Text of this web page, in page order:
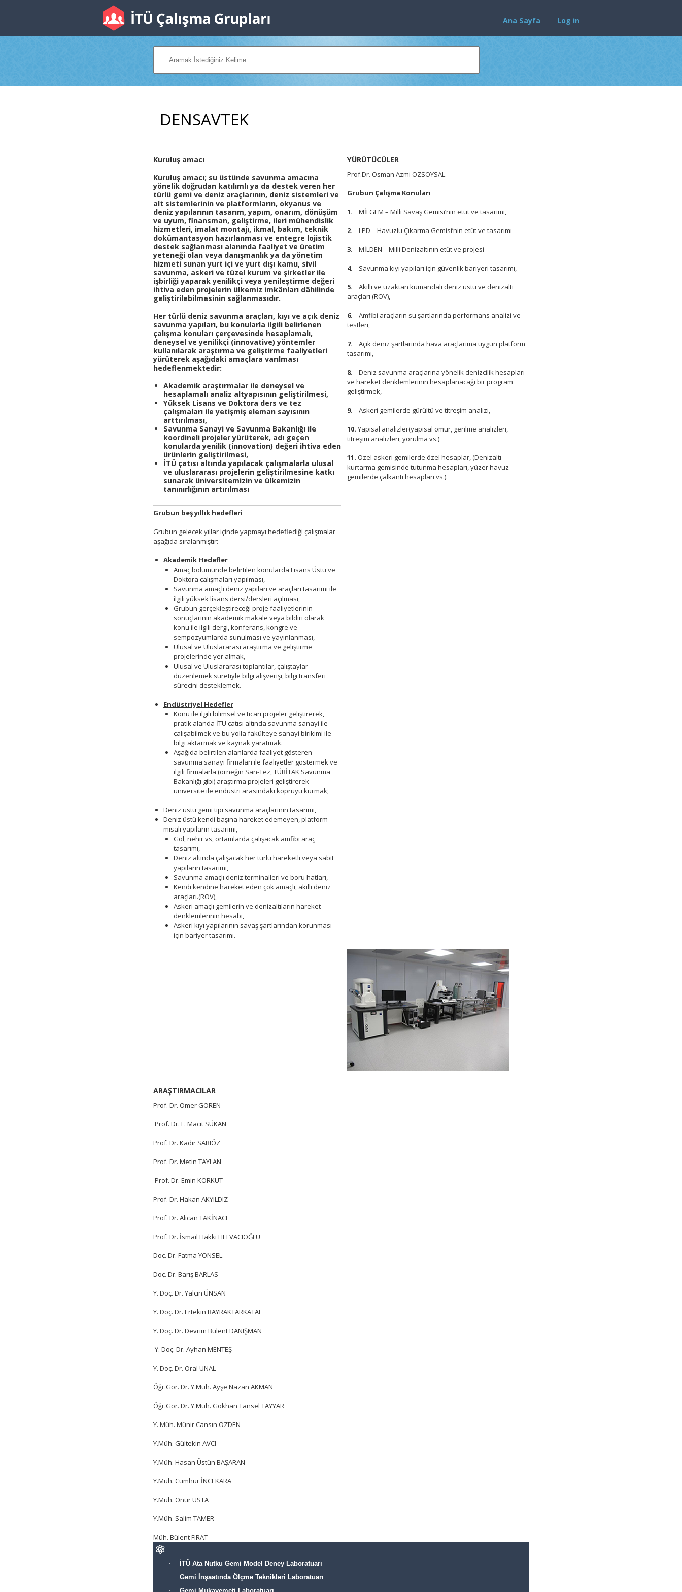
Ana Sayfa Log in
DENSAVTEK
Kuruluş amacı
Kuruluş amacı; su üstünde savunma amacına
yönelik doğrudan katılımlı ya da destek veren her
türlü gemi ve deniz araçlarının, deniz sistemleri ve
alt sistemlerinin ve platformların, okyanus ve
deniz yapılarının tasarım, yapım, onarım, dönüşüm
ve uyum, finansman, geliştirme, ileri mühendislik
hizmetleri, imalat montajı, ikmal, bakım, teknik
dokümantasyon hazırlanması ve entegre lojistik
destek sağlanması alanında faaliyet ve üretim
yeteneği olan veya danışmanlık ya da yönetim
hizmeti sunan yurt içi ve yurt dışı kamu, sivil
savunma, askeri ve tüzel kurum ve şirketler ile
işbirliği yaparak yenilikçi veya yenileştirme değeri
ihtiva eden projelerin ülkemiz imkânları dâhilinde
geliştirilebilmesinin sağlanmasıdır.
Her türlü deniz savunma araçları, kıyı ve açık deniz
savunma yapıları, bu konularla ilgili belirlenen
çalışma konuları çerçevesinde hesaplamalı,
deneysel ve yenilikçi (innovative) yöntemler
kullanılarak araştırma ve geliştirme faaliyetleri
yürüterek aşağıdaki amaçlara varılması
hedeflenmektedir:
Akademik araştırmalar ile deneysel ve
hesaplamalı analiz altyapısının geliştirilmesi,
Yüksek Lisans ve Doktora ders ve tez
çalışmaları ile yetişmiş eleman sayısının
arttırılması,
Savunma Sanayi ve Savunma Bakanlığı ile
koordineli projeler yürüterek, adı geçen
konularda yenilik (innovation) değeri ihtiva eden
ürünlerin geliştirilmesi,
İTÜ çatısı altında yapılacak çalışmalarla ulusal
ve uluslararası projelerin geliştirilmesine katkı
sunarak üniversitemizin ve ülkemizin
tanınırlığının artırılması
Grubun beş yıllık hedefleri
Grubun gelecek yıllar içinde yapmayı hedeflediği çalışmalar
aşağıda sıralanmıştır:
Akademik Hedefler
Amaç bölümünde belirtilen konularda Lisans Üstü ve
Doktora çalışmaları yapılması,
Savunma amaçlı deniz yapıları ve araçları tasarımı ile
ilgili yüksek lisans dersi/dersleri açılması,
Grubun gerçekleştireceği proje faaliyetlerinin
sonuçlarının akademik makale veya bildiri olarak
konu ile ilgili dergi, konferans, kongre ve
sempozyumlarda sunulması ve yayınlanması,
Ulusal ve Uluslararası araştırma ve geliştirme
projelerinde yer almak,
Ulusal ve Uluslararası toplantılar, çalıştaylar
düzenlemek suretiyle bilgi alışverişi, bilgi transferi
sürecini desteklemek.
Endüstriyel Hedefler
Konu ile ilgili bilimsel ve ticari projeler geliştirerek,
pratik alanda İTÜ çatısı altında savunma sanayi ile
çalışabilmek ve bu yolla fakülteye sanayi birikimi ile
bilgi aktarmak ve kaynak yaratmak.
Aşağıda belirtilen alanlarda faaliyet gösteren
savunma sanayi firmaları ile faaliyetler göstermek ve
ilgili firmalarla (örneğin San-Tez, TÜBİTAK Savunma
Bakanlığı gibi) araştırma projeleri geliştirerek
üniversite ile endüstri arasındaki köprüyü kurmak;
Deniz üstü gemi tipi savunma araçlarının tasarımı,
Deniz üstü kendi başına hareket edemeyen, platform
misali yapıların tasarımı,
Göl, nehir vs, ortamlarda çalışacak amfibi araç
tasarımı,
Deniz altında çalışacak her türlü hareketli veya sabit
yapıların tasarımı,
Savunma amaçlı deniz terminalleri ve boru hatları,
Kendi kendine hareket eden çok amaçlı, akıllı deniz
araçları.(ROV),
Askeri amaçlı gemilerin ve denizaltıların hareket
denklemlerinin hesabı,
Askeri kıyı yapılarının savaş şartlarından korunması
için bariyer tasarımı.
YÜRÜTÜCÜLER
Prof.Dr. Osman Azmi ÖZSOYSAL
Grubun Çalışma Konuları
1. MİLGEM – Milli Savaş Gemisi’nin etüt ve tasarımı,
2. LPD – Havuzlu Çıkarma Gemisi’nin etüt ve tasarımı
3. MİLDEN – Milli Denizaltının etüt ve projesi
4. Savunma kıyı yapıları için güvenlik bariyeri tasarımı,
5. Akıllı ve uzaktan kumandalı deniz üstü ve denizaltı
araçları (ROV),
6. Amfibi araçların su şartlarında performans analizi ve
testleri,
7. Açık deniz şartlarında hava araçlarıma uygun platform
tasarımı,
8. Deniz savunma araçlarına yönelik denizcilik hesapları
ve hareket denklemlerinin hesaplanacağı bir program
geliştirmek,
9. Askeri gemilerde gürültü ve titreşim analizi,
10. Yapısal analizler(yapısal ömür, gerilme analizleri,
titreşim analizleri, yorulma vs.)
11. Özel askeri gemilerde özel hesaplar, (Denizaltı
kurtarma gemisinde tutunma hesapları, yüzer havuz
gemilerde çalkantı hesapları vs.).
ARAŞTIRMACILAR
Prof. Dr. Ömer GÖREN
Prof. Dr. L. Macit SÜKAN
Prof. Dr. Kadir SARIÖZ
Prof. Dr. Metin TAYLAN
Prof. Dr. Emin KORKUT
Prof. Dr. Hakan AKYILDIZ
Prof. Dr. Alican TAKİNACI
Prof. Dr. İsmail Hakkı HELVACIOĞLU
Doç. Dr. Fatma YONSEL
Doç. Dr. Barış BARLAS
Y. Doç. Dr. Yalçın ÜNSAN
Y. Doç. Dr. Ertekin BAYRAKTARKATAL
Y. Doç. Dr. Devrim Bülent DANIŞMAN
Y. Doç. Dr. Ayhan MENTEŞ
Y. Doç. Dr. Oral ÜNAL
Öğr.Gör. Dr. Y.Müh. Ayşe Nazan AKMAN
Öğr.Gör. Dr. Y.Müh. Gökhan Tansel TAYYAR
Y. Müh. Münir Cansın ÖZDEN
Y.Müh. Gültekin AVCI
Y.Müh. Hasan Üstün BAŞARAN
Y.Müh. Cumhur İNCEKARA
Y.Müh. Onur USTA
Y.Müh. Salim TAMER
Müh. Bülent FIRAT
·
İTÜ Ata Nutku Gemi Model Deney Laboratuarı
·
Gemi İnşaatında Ölçme Teknikleri Laboratuarı